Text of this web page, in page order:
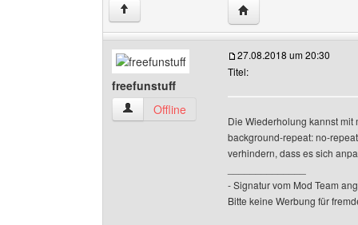
↑ Website dieses
freefunstuff
freefunstuff Benutzer-Profile anzeigen
Offline
27.08.2018 um 20:30
Titel:
Die Wiederholung kannst mit
background-repeat: no-
verhindern, dass es sich
- Signatur vom Mod Team
Bitte keine Werbung für